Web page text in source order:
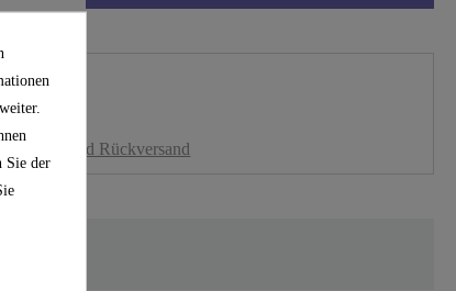
Versand und Rückversand
Sie der